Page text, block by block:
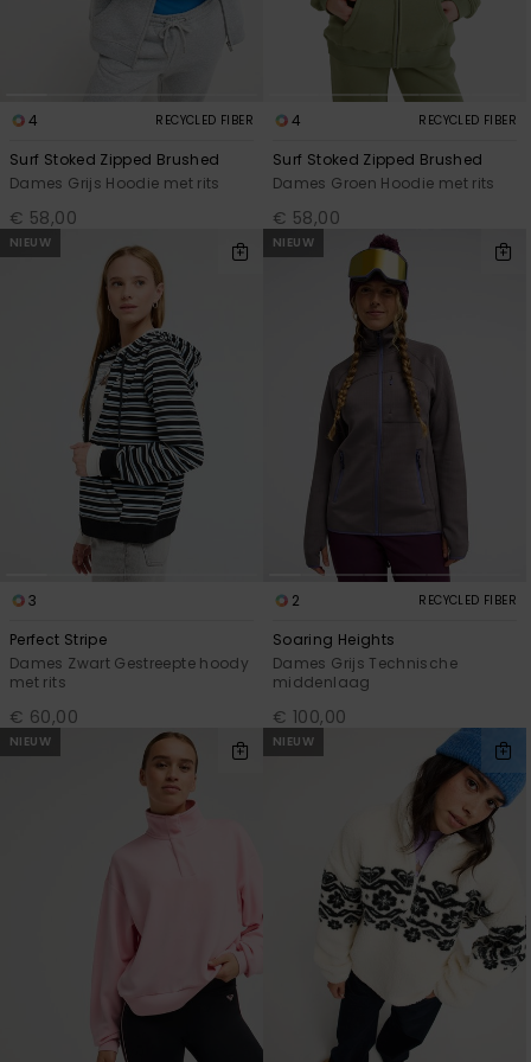
Riemen &
& sjaals
Hoeden &
Wetsuits
neopreen
accessoires
Swim
Schoenen
Fitness
Snow
Playsuits
Technische
tassen
Snow
Snowboard
Surf
Accessoires
ROXY APP
VERLANGLIJST
4 RECYCLED FIBER
Surf Stoked Zipped Brushed
Dames Grijs Hoodie met rits
€ 58,00
4 RECYCLED FIBER
Surf Stoked Zipped Brushed
Dames Groen Hoodie met rits
€ 58,00
NIEUW
3
Perfect Stripe
Dames Zwart Gestreepte hoody
met rits
€ 60,00
NIEUW
2 RECYCLED FIBER
Soaring Heights
Dames Grijs Technische
middenlaag
€ 100,00
NIEUW NIEUW